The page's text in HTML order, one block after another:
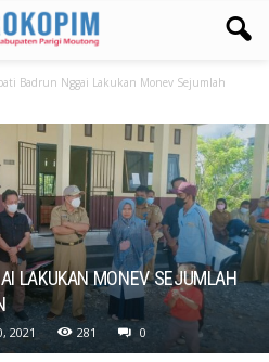
Badrun Nggai Lakukan Monev Sejumlah
LAKUKAN MONEV SEJUMLAH
2021 281 0